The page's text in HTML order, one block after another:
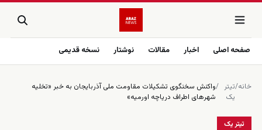
صفحه اصلی اخبار مقالات نوشتار نسخه قدیمی
خانه/تیتر
یک
/واکنش سخنگوی تشکیلات مقاومت ملی آذربایجان به خبر «تخلیه
شهرهای اطراف دریاچه اورمیه»
تیتر یک